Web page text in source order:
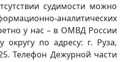
судимости можно
аналитических
у нас – в ОМВД России
округу по адресу: г. Руза,
Телефон Дежурной части